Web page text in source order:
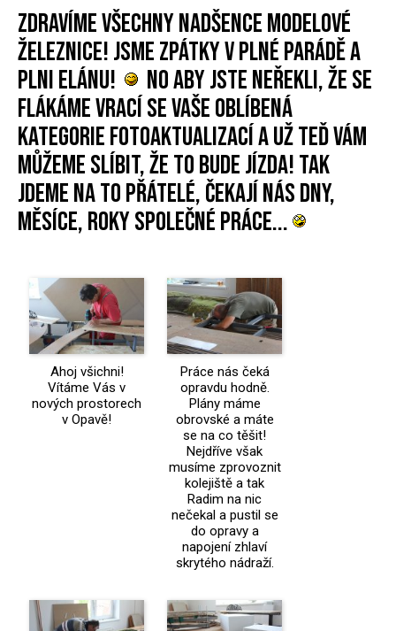
Zdravíme všechny nadšence modelové
železnice! Jsme zpátky v plné parádě a
plni elánu!
No aby jste neřekli, že se
flákáme vrací se Vaše oblíbená
kategorie fotoaktualizací a už teď Vám
můžeme slíbit, že to bude jízda! Tak
jdeme na to přátelé, čekají nás dny,
měsíce, roky společné práce...
Ahoj všichni!
Vítáme Vás v
nových prostorech
v Opavě!
Práce nás čeká
opravdu hodně.
Plány máme
obrovské a máte
se na co těšit!
Nejdříve však
musíme zprovoznit
kolejiště a tak
Radim na nic
nečekal a pustil se
do opravy a
napojení zhlaví
skrytého nádraží.